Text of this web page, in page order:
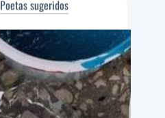
Poetas sugeridos